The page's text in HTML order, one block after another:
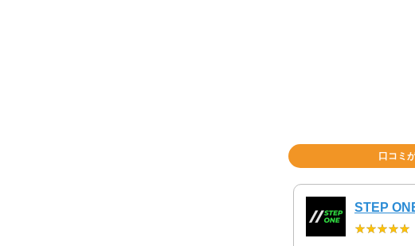
口コミ
STEP
★★★★★
★★★★★